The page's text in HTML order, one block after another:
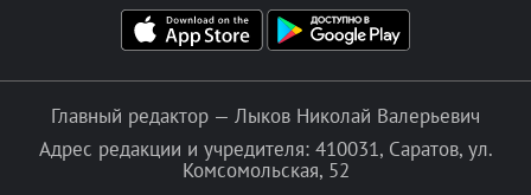
Главный редактор — Лыков Николай Валерьевич
Адрес редакции и учредителя: 410031, Саратов, ул.
Комсомольская, 52